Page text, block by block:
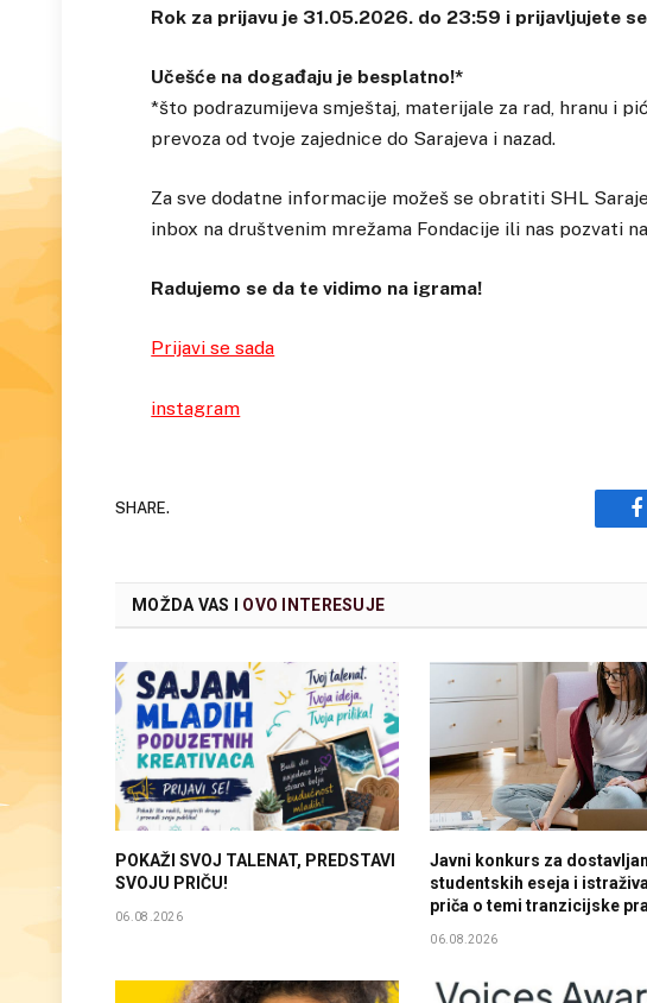
Rok za prijavu je 31.05.2026. do 23:59 i prijavljujete
Učešće na događaju je besplatno!*
*što podrazumijeva smještaj, materijale za rad, hranu i
prevoza od tvoje zajednice do Sarajeva i nazad.
Za sve dodatne informacije možeš se obratiti SHL
inbox na društvenim mrežama Fondacije ili nas pozvati
Radujemo se da te vidimo na igrama!
Prijavi se sada
instagram
SHARE.
MOŽDA VAS I OVO INTERESUJE
POKAŽI SVOJ TALENAT, PREDSTAVI
SVOJU PRIČU!
06.08.2026
Javni konkurs za
studentskih eseja i
priča o temi tranzicijske
06.08.2026